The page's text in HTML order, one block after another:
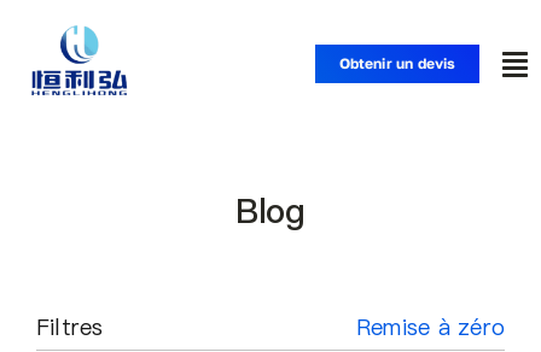
content
Obtenir un devis
Produits
Blog
Filtres Remise à zéro